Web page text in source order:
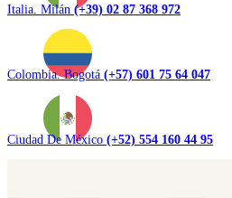
Italia. Milán (+39) 02 87 368 972
Colombia. Bogotá (+57) 601 75 64 047
Ciudad De México (+52) 554 160 44 95